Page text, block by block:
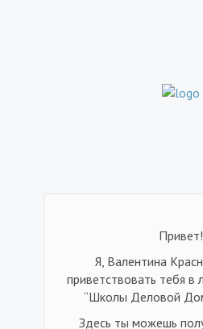
Привет!
Я, Валентина
приветствовать тебя в
“Школы Деловой
Здесь ты можешь